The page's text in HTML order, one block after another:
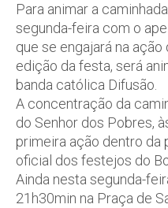
Para animar a
segunda-feira com o
que se engajará na
edição da festa, será
banda católica Difusão.
A concentração da
do Senhor dos Pobres,
primeira ação dentro da
oficial dos festejos do
Ainda nesta segunda-
21h30min na Praça de